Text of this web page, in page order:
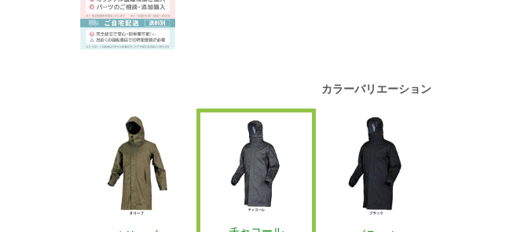
カラーバリエーション